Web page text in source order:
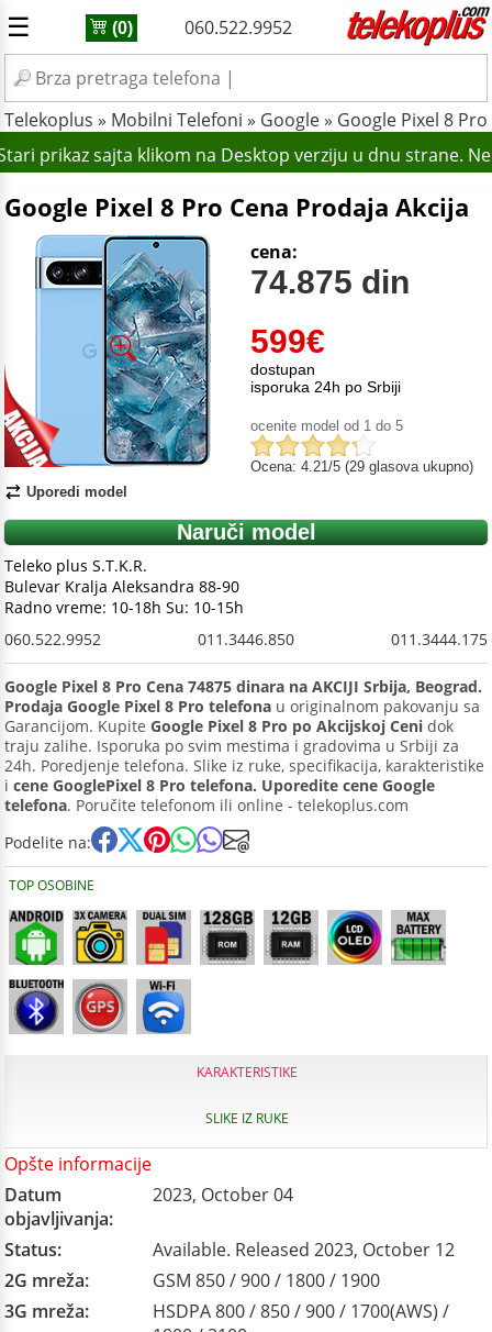
☰ (0) 060.522.9952
Telekoplus » Mobilni Telefoni » Google» Google Pixel 8 Pro
prikaz sajta klikom na Desktop verziju u dnu strane.
Google Pixel 8 Pro Cena Prodaja Akcija
Uporedi model
599€
cena:
74.875 din
dostupan
isporuka 24h po Srbiji
ocenite model od 1 do 5
Ocena: 4.21/5 (29 glasova ukupno)
Naruči model
Teleko plus S.T.K.R.
Bulevar Kralja Aleksandra 88-90
Radno vreme: 10-18h Su: 10-15h
060.522.9952
011.3446.850 011.3444.175
Google Pixel 8 Pro Cena 74875 dinara na AKCIJI Srbija, Beograd.
Prodaja Google Pixel 8 Pro telefona u originalnom pakovanju sa
Garancijom. Kupite Google Pixel 8 Pro po Akcijskoj Ceni dok
traju zalihe. Isporuka po svim mestima i gradovima u Srbiji za
24h. Poredjenje telefona. Slike iz ruke, specifikacija, karakteristike
i cene GooglePixel 8 Pro telefona. Uporedite cene Google
telefona. Poručite telefonom ili online - telekoplus.com
Podelite na:
TOP OSOBINE
KARAKTERISTIKE
SLIKE IZ RUKE
Opšte informacije
Datum
objavljivanja:
2023, October 04
Status:
Available. Released 2023, October 12
2G mreža:
GSM 850 / 900 / 1800 / 1900
3G mreža:
HSDPA 800 / 850 / 900 / 1700(AWS) /